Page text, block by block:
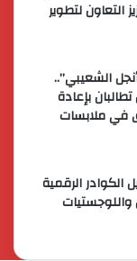
التعاون لتطوير
الشعيبي”..
بإعادة
في ملابسات
الرقمية
واللوجستيات